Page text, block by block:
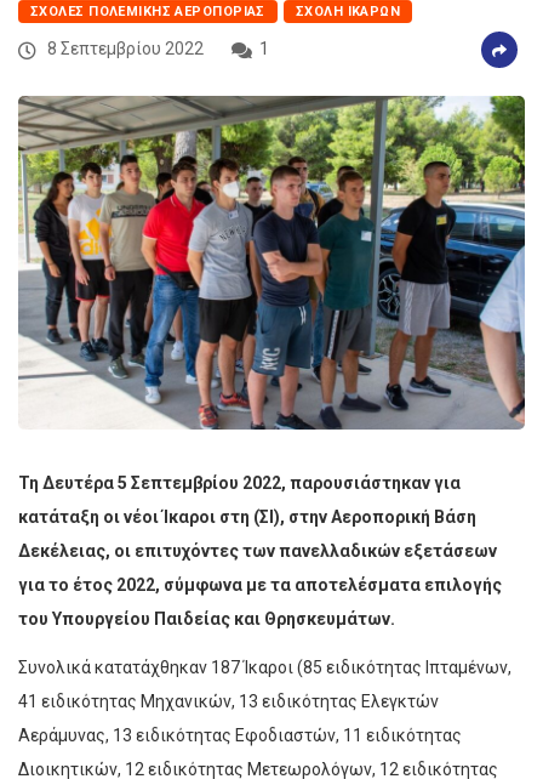
ΣΧΟΛΈΣ ΠΟΛΕΜΙΚΉΣ ΑΕΡΟΠΟΡΊΑΣ ΣΧΟΛΉ ΙΚΆΡΩΝ
8 Σεπτεμβρίου 2022 1
Τη Δευτέρα 5 Σεπτεμβρίου 2022, παρουσιάστηκαν για
κατάταξη οι νέοι Ίκαροι στη (ΣΙ), στην Αεροπορική Βάση
Δεκέλειας, οι επιτυχόντες των πανελλαδικών εξετάσεων
για το έτος 2022, σύμφωνα με τα αποτελέσματα επιλογής
του Υπουργείου Παιδείας και Θρησκευμάτων.
Συνολικά κατατάχθηκαν 187 Ίκαροι (85 ειδικότητας Ιπταμένων,
41 ειδικότητας Μηχανικών, 13 ειδικότητας Ελεγκτών
Αεράμυνας, 13 ειδικότητας Εφοδιαστών, 11 ειδικότητας
Διοικητικών, 12 ειδικότητας Μετεωρολόγων, 12 ειδικότητας